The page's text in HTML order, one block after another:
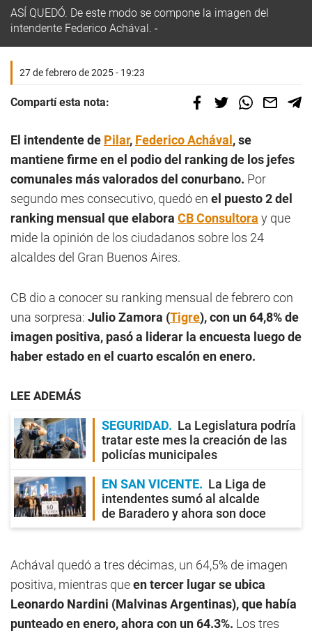
ASÍ QUEDÓ. De este modo se compone la imagen del
intendente Federico Achával.
27 de febrero de 2025 - 19:23
Compartí esta nota:
El intendente de Pilar, Federico Achával , se
mantiene firme en el podio del ranking de los jefes
comunales más valorados del conurbano. Por
segundo mes consecutivo, quedó en el puesto 2 del
ranking mensual que elabora CB Consultora y que
mide la opinión de los ciudadanos sobre los 24
alcaldes del Gran Buenos Aires.
CB dio a conocer su ranking mensual de febrero con
una sorpresa: Julio Zamora (Tigre), con un 64,8% de
imagen positiva, pasó a liderar la encuesta luego de
haber estado en el cuarto escalón en enero.
LEE ADEMÁS
SEGURIDAD
La Legislatura podría
tratar este mes la creación de las
policías municipales
EN SAN VICENTE
La Liga de
intendentes sumó al alcalde
de Baradero y ahora son doce
Achával quedó a tres décimas, un 64,5% de imagen
positiva, mientras queen tercer lugar se ubica
Leonardo Nardini (Malvinas Argentinas), que había
punteado en enero, ahora con un 64.3%. Los tres